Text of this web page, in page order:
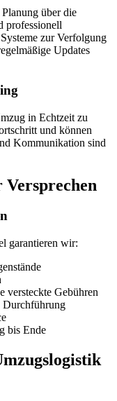
über die
professionell
zur Verfolgung
Updates
in Echtzeit zu
und können
Kommunikation sind
garantieren wir:
versteckte Gebühren
Durchführung
bis Ende